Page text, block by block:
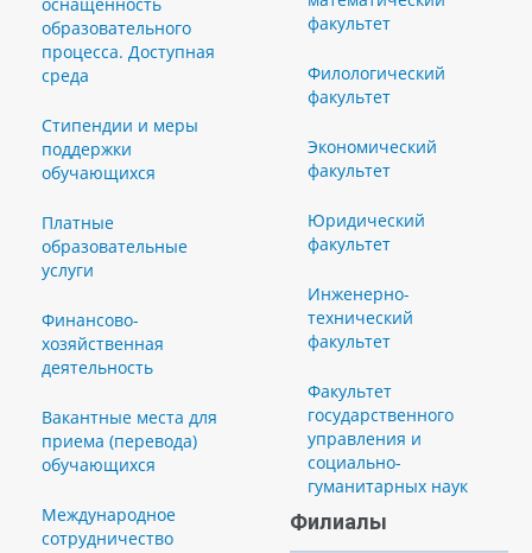
образовательного
процесса. Доступная
среда
Стипендии и меры
поддержки
обучающихся
Платные
образовательные
услуги
Финансово-
хозяйственная
деятельность
Вакантные места для
приема (перевода)
обучающихся
Международное
сотрудничество
факультет
Филологический
факультет
Экономический
факультет
Юридический
факультет
Инженерно-
технический
факультет
Факультет
государственного
управления и
социально-
гуманитарных наук
Филиалы